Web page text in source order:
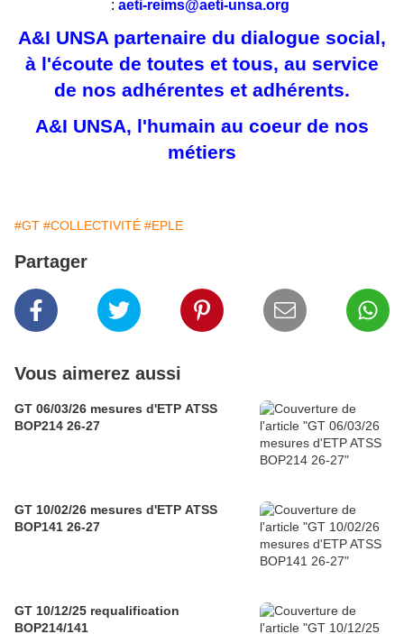
: aeti-reims@aeti-unsa.org
A&I UNSA partenaire du dialogue social,
à l'écoute de toutes et tous, au service
de nos adhérentes et adhérents.
A&I UNSA, l'humain au coeur de nos
métiers
#GT #COLLECTIVITÉ #EPLE
Partager
Vous aimerez aussi
GT 06/03/26 mesures d'ETP ATSS
BOP214 26-27
GT 10/02/26 mesures d'ETP ATSS
BOP141 26-27
GT 10/12/25 requalification
BOP214/141